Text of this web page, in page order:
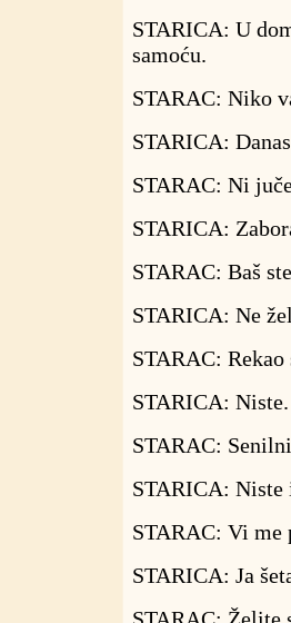
STARICA: U
samoću.
STARAC: Niko
STARICA:
STARAC: Ni
STARICA:
STARAC: Baš
STARICA: Ne
STARAC: Rekao
STARICA: Niste.
STARAC:
STARICA: Niste
STARAC: Vi me
STARICA: Ja